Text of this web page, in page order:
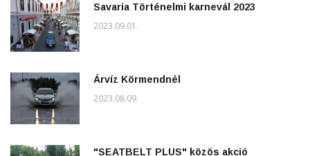
Savaria Történelmi karnevál 2023
2023.09.01.
Árvíz Körmendnél
2023.08.09.
"SEATBELT PLUS" közös akció